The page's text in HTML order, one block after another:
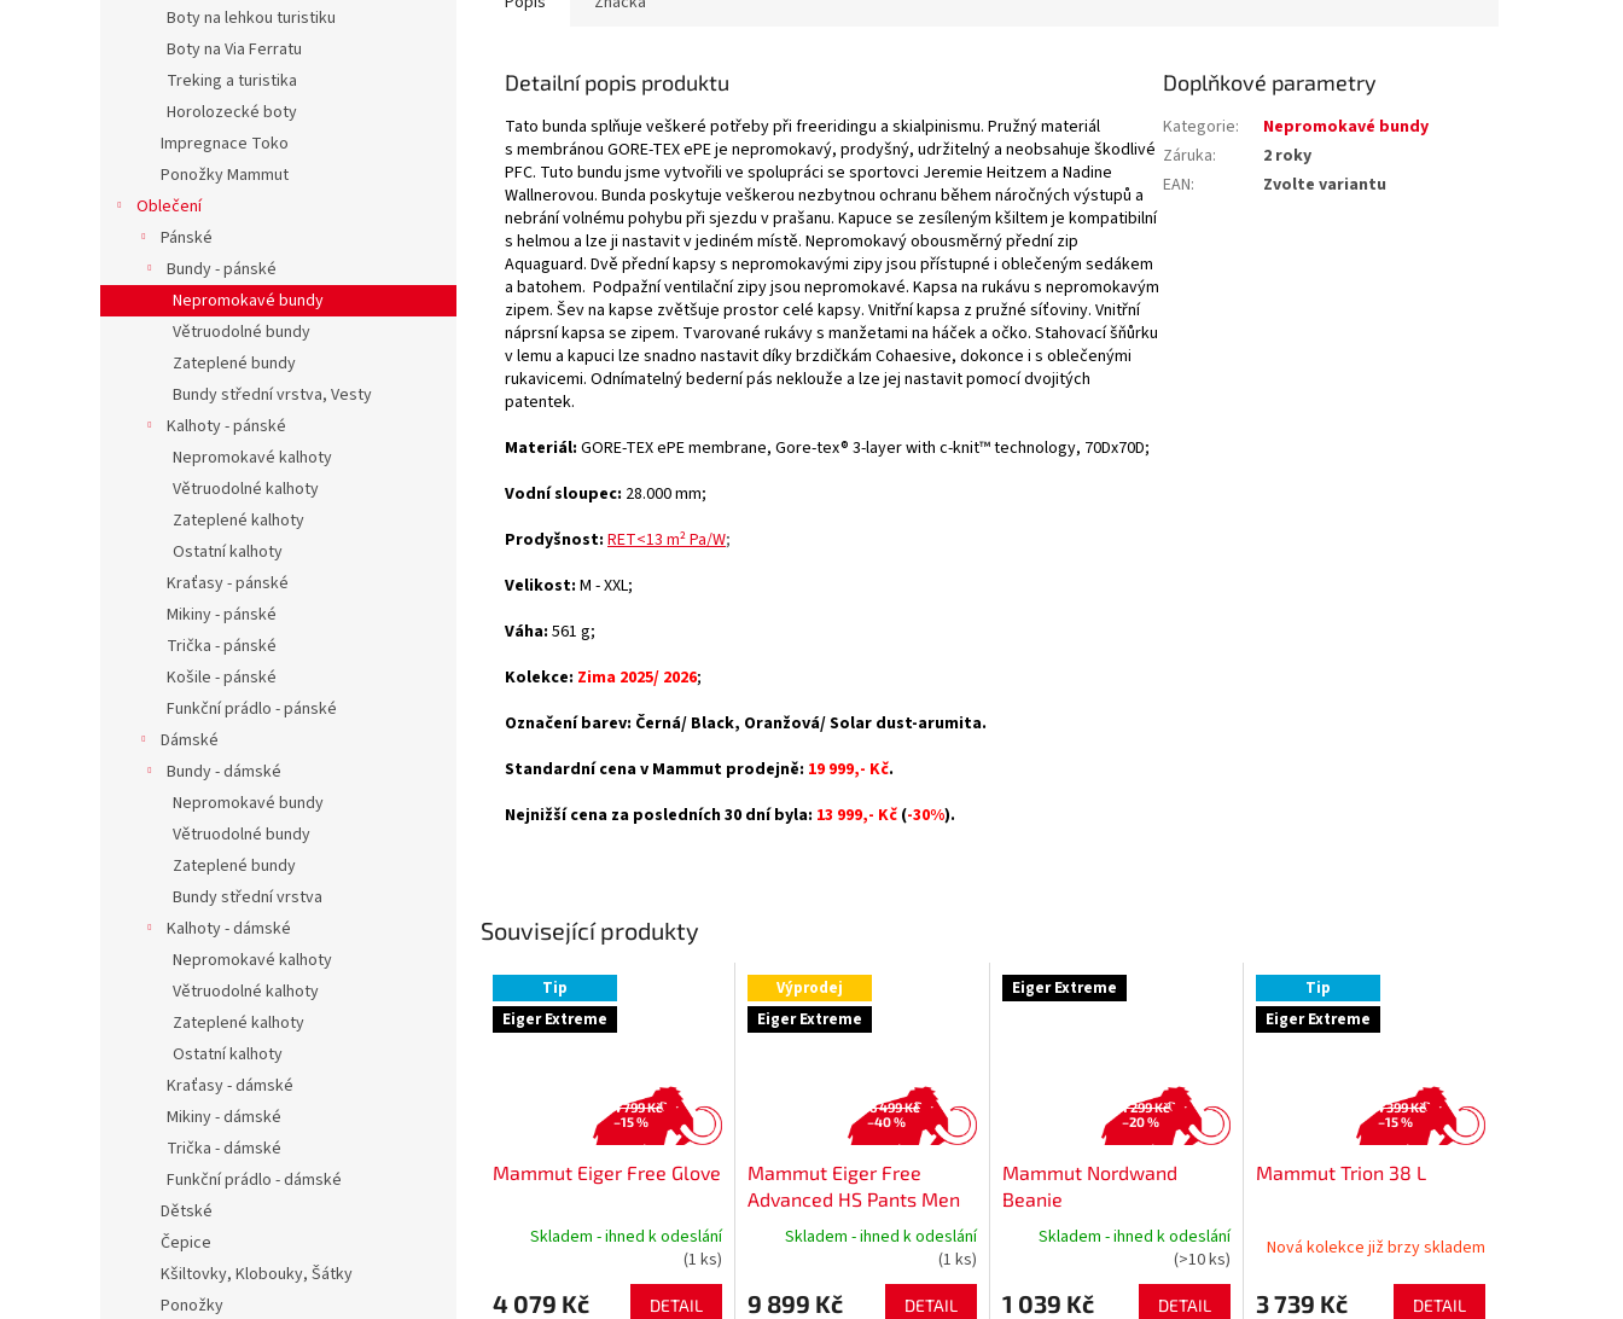
Boty na lehkou turistiku
Boty na Via Ferratu
Treking a turistika
Horolozecké boty
Impregnace Toko
Ponožky Mammut
Oblečení
Pánské
Bundy - pánské
Nepromokavé bundy
Větruodolné bundy
Zateplené bundy
Bundy střední vrstva, Vesty
Kalhoty - pánské
Nepromokavé kalhoty
Větruodolné kalhoty
Zateplené kalhoty
Ostatní kalhoty
Kraťasy - pánské
Mikiny - pánské
Trička - pánské
Košile - pánské
Funkční prádlo - pánské
Dámské
Bundy - dámské
Nepromokavé bundy
Větruodolné bundy
Zateplené bundy
Bundy střední vrstva
Kalhoty - dámské
Nepromokavé kalhoty
Větruodolné kalhoty
Zateplené kalhoty
Ostatní kalhoty
Kraťasy - dámské
Mikiny - dámské
Trička - dámské
Funkční prádlo - dámské
Dětské
Čepice
Kšiltovky, Klobouky, Šátky
Ponožky
Související produkty
Tip
Eiger Extreme
4 799 Kč
–15 %
Mammut Eiger Free Glove
Skladem - ihned k odeslání
(1 ks)
4 079 Kč DETAIL
Výprodej
Eiger Extreme
16 499 Kč
–40 %
Mammut Eiger Free
Advanced HS Pants Men
Skladem - ihned k odeslání
(1 ks)
9 899 Kč DETAIL
Eiger Extreme
1 299 Kč
–20 %
Mammut Nordwand
Beanie
Skladem - ihned k odeslání
(>10 ks)
1 039 Kč DETAIL
Tip
Eiger Extreme
4 399 Kč
–15 %
Mammut Trion 38 L
Nová kolekce již brzy skladem
3 739 Kč DETAIL
Detailní popis produktu
Tato bunda splňuje veškeré potřeby při freeridingu a skialpinismu. Pružný materiál
s membránou GORE-TEX ePE je nepromokavý, prodyšný, udržitelný a neobsahuje škodlivé
PFC. Tuto bundu jsme vytvořili ve spolupráci se sportovci Jeremie Heitzem a Nadine
Wallnerovou. Bunda poskytuje veškerou nezbytnou ochranu během náročných výstupů a
nebrání volnému pohybu při sjezdu v prašanu. Kapuce se zesíleným kšiltem je kompatibilní
s helmou a lze ji nastavit v jediném místě. Nepromokavý obousměrný přední zip
Aquaguard. Dvě přední kapsy s nepromokavými zipy jsou přístupné i oblečeným sedákem
a batohem. Podpažní ventilační zipy jsou nepromokavé. Kapsa na rukávu s nepromokavým
zipem. Šev na kapse zvětšuje prostor celé kapsy. Vnitřní kapsa z pružné síťoviny. Vnitřní
náprsní kapsa se zipem. Tvarované rukávy s manžetami na háček a očko. Stahovací šňůrku
v lemu a kapuci lze snadno nastavit díky brzdičkám Cohaesive, dokonce i s oblečenými
rukavicemi. Odnímatelný bederní pás neklouže a lze jej nastavit pomocí dvojitých
patentek.
Materiál: GORE-TEX ePE membrane, Gore-tex® 3-layer with c-knit™ technology, 70Dx70D;
Vodní sloupec: 28.000 mm;
Prodyšnost: RET<13 m² Pa/W;
Velikost: M - XXL;
Váha: 561 g;
Kolekce: Zima 2025/ 2026;
Označení barev: Černá/ Black, Oranžová/ Solar dust-arumita.
Standardní cena v Mammut prodejně: 19 999,- Kč.
Nejnižší cena za posledních 30 dní byla: 13 999,- Kč (-30%).
Doplňkové parametry
Kategorie:
Nepromokavé bundy
Záruka:
2 roky
EAN: Zvolte variantu